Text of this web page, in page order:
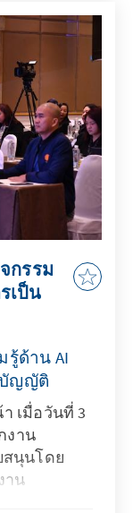
กรรม
เป็น
รู้ด้าน AI
บัญญัติ
เมื่อวันที่ 3
งาน
นุนโดย
าน